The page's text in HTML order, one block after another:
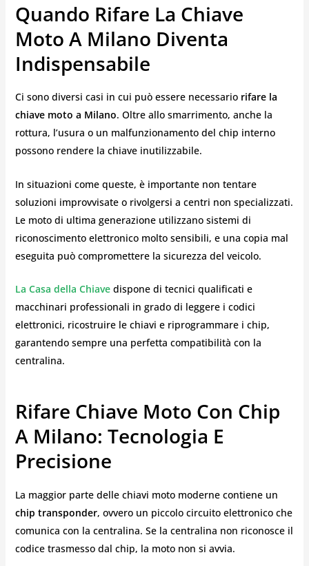
Quando Rifare La Chiave
Moto A Milano Diventa
Indispensabile
Ci sono diversi casi in cui può essere necessario rifare la
chiave moto a Milano. Oltre allo smarrimento, anche la
rottura, l’usura o un malfunzionamento del chip interno
possono rendere la chiave inutilizzabile.
In situazioni come queste, è importante non tentare
soluzioni improvvisate o rivolgersi a centri non specializzati.
Le moto di ultima generazione utilizzano sistemi di
riconoscimento elettronico molto sensibili, e una copia mal
eseguita può compromettere la sicurezza del veicolo.
La Casa della Chiave dispone di tecnici qualificati e
macchinari professionali in grado di leggere i codici
elettronici, ricostruire le chiavi e riprogrammare i chip,
garantendo sempre una perfetta compatibilità con la
centralina.
Rifare Chiave Moto Con Chip
A Milano: Tecnologia E
Precisione
La maggior parte delle chiavi moto moderne contiene un
chip transponder, ovvero un piccolo circuito elettronico che
comunica con la centralina. Se la centralina non riconosce il
codice trasmesso dal chip, la moto non si avvia.